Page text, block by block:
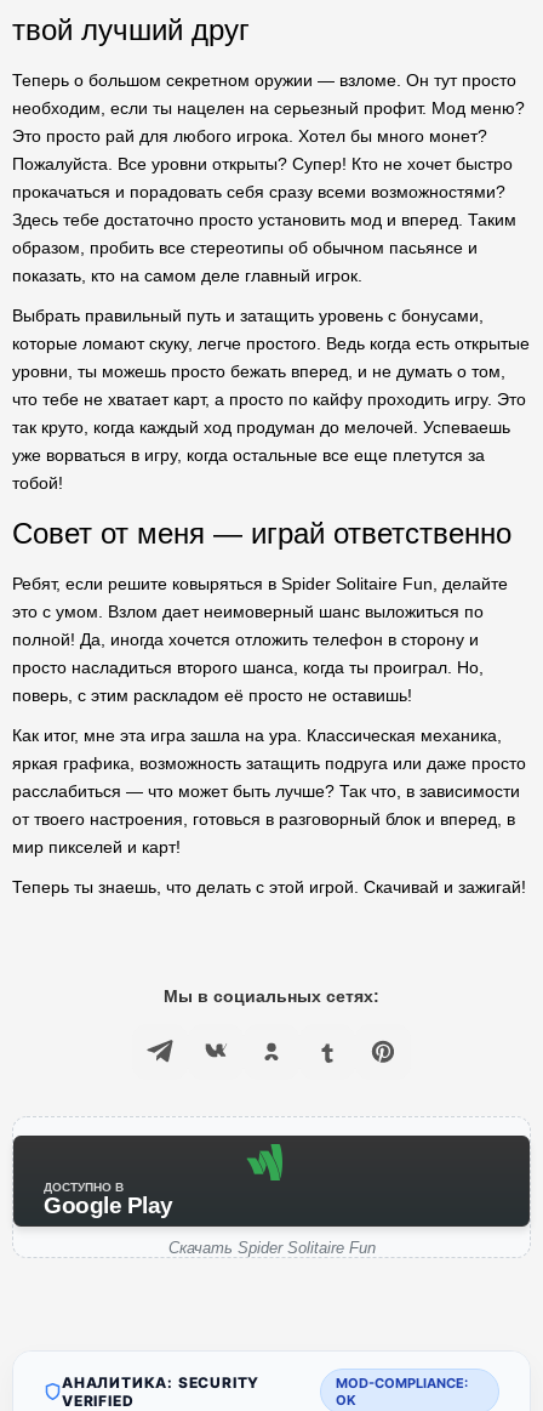
твой лучший друг
Теперь о большом секретном оружии — взломе. Он тут просто
необходим, если ты нацелен на серьезный профит. Мод меню?
Это просто рай для любого игрока. Хотел бы много монет?
Пожалуйста. Все уровни открыты? Супер! Кто не хочет быстро
прокачаться и порадовать себя сразу всеми возможностями?
Здесь тебе достаточно просто установить мод и вперед. Таким
образом, пробить все стереотипы об обычном пасьянсе и
показать, кто на самом деле главный игрок.
Выбрать правильный путь и затащить уровень с бонусами,
которые ломают скуку, легче простого. Ведь когда есть открытые
уровни, ты можешь просто бежать вперед, и не думать о том,
что тебе не хватает карт, а просто по кайфу проходить игру. Это
так круто, когда каждый ход продуман до мелочей. Успеваешь
уже ворваться в игру, когда остальные все еще плетутся за
тобой!
Совет от меня — играй ответственно
Ребят, если решите ковыряться в Spider Solitaire Fun, делайте
это с умом. Взлом дает неимоверный шанс выложиться по
полной! Да, иногда хочется отложить телефон в сторону и
просто насладиться второго шанса, когда ты проиграл. Но,
поверь, с этим раскладом её просто не оставишь!
Как итог, мне эта игра зашла на ура. Классическая механика,
яркая графика, возможность затащить подруга или даже просто
расслабиться — что может быть лучше? Так что, в зависимости
от твоего настроения, готовься в разговорный блок и вперед, в
мир пикселей и карт!
Теперь ты знаешь, что делать с этой игрой. Скачивай и зажигай!
Мы в социальных сетях:
ДОСТУПНО В
Google Play
Скачать Spider Solitaire Fun
АНАЛИТИКА: SECURITY
VERIFIED
MOD-COMPLIANCE:
OK